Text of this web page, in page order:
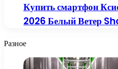
Купить смартфон
2026 Белый Ветер
Разное